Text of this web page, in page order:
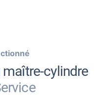
cylindre